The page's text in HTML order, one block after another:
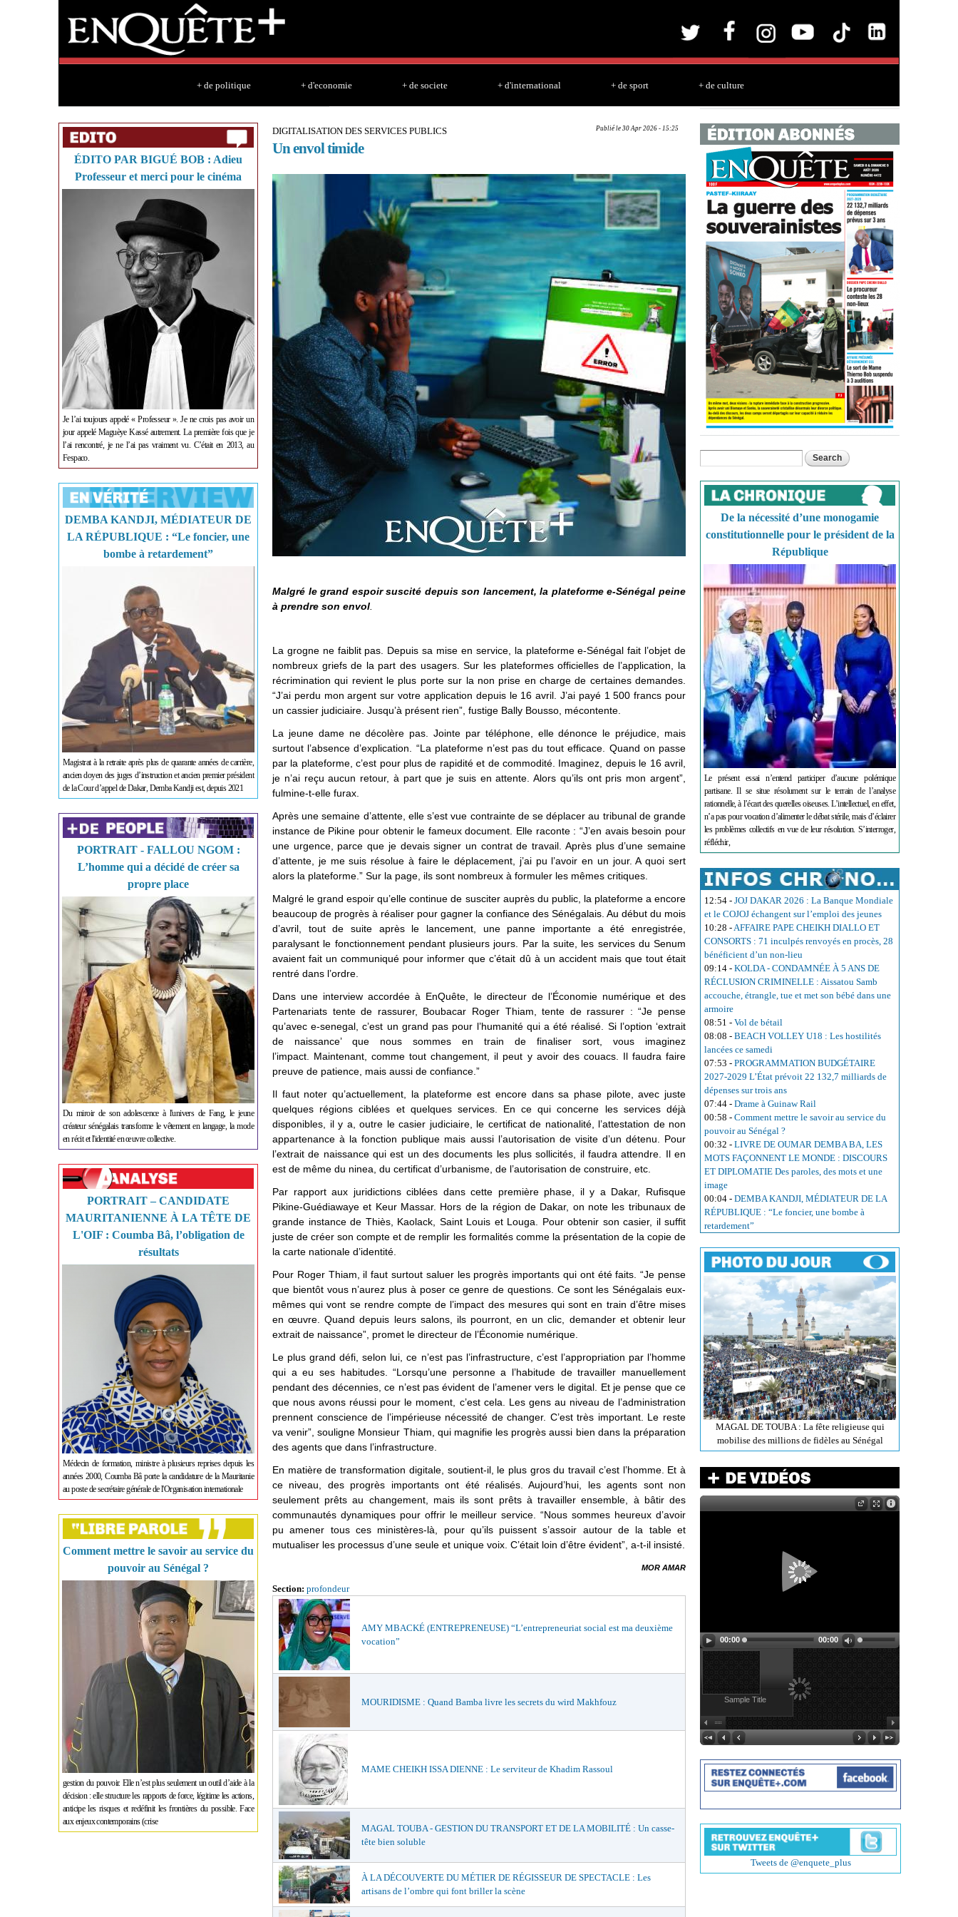
+ de politique + d'economie + de societe + d'international + de sport + de culture
ÉDITO PAR BIGUÉ BOB : Adieu
Professeur et merci pour le cinéma
Je l’ai toujours appelé « Professeur ». Je ne crois pas avoir un
jour appelé Maguèye Kassé autrement. La première fois que je
l’ai rencontré, je ne l’ai pas vraiment vu. C’était en 2013, au
Fespaco.
DEMBA KANDJI, MÉDIATEUR DE
LA RÉPUBLIQUE : “Le foncier, une
bombe à retardement”
Magistrat à la retraite après plus de quarante années de carrière,
ancien doyen des juges d’instruction et ancien premier président
de la Cour d’appel de Dakar, Demba Kandji est, depuis 2021
PORTRAIT - FALLOU NGOM :
L’homme qui a décidé de créer sa
propre place
Du miroir de son adolescence à l'univers de Fang, le jeune
créateur sénégalais transforme le vêtement en langage, la mode
en récit et l'identité en œuvre collective.
PORTRAIT – CANDIDATE
MAURITANIENNE À LA TÊTE DE
L'OIF : Coumba Bâ, l’obligation de
résultats
Médecin de formation, ministre à plusieurs reprises depuis les
années 2000, Coumba Bâ porte la candidature de la Mauritanie
au poste de secrétaire générale de l'Organisation internationale
Comment mettre le savoir au service du
pouvoir au Sénégal ?
gestion du pouvoir. Elle n’est plus seulement un outil d’aide à la
décision : elle structure les rapports de force, légitime les actions,
anticipe les risques et redéfinit les frontières du possible. Face
aux enjeux contemporains (crise
Publié le 30 Apr 2026 - 15:25
DIGITALISATION DES SERVICES PUBLICS
Un envol timide
Malgré le grand espoir suscité depuis son lancement, la plateforme e-Sénégal peine
à prendre son envol
La grogne ne faiblit pas. Depuis sa mise en service, la plateforme e-Sénégal fait l’objet de
nombreux griefs de la part des usagers. Sur les plateformes officielles de l’application, la
récrimination qui revient le plus porte sur la non prise en charge de certaines demandes.
“J’ai perdu mon argent sur votre application depuis le 16 avril. J’ai payé 1 500 francs pour
un cassier judiciaire. Jusqu’à présent rien”, fustige Bally Bousso, mécontente.
La jeune dame ne décolère pas. Jointe par téléphone, elle dénonce le préjudice, mais
surtout l’absence d’explication. “La plateforme n’est pas du tout efficace. Quand on passe
par la plateforme, c’est pour plus de rapidité et de commodité. Imaginez, depuis le 16 avril,
je n’ai reçu aucun retour, à part que je suis en attente. Alors qu’ils ont pris mon argent”,
fulmine-t-elle furax.
Après une semaine d’attente, elle s’est vue contrainte de se déplacer au tribunal de grande
instance de Pikine pour obtenir le fameux document. Elle raconte : “J’en avais besoin pour
une urgence, parce que je devais signer un contrat de travail. Après plus d’une semaine
d’attente, je me suis résolue à faire le déplacement, j’ai pu l’avoir en un jour. A quoi sert
alors la plateforme.” Sur la page, ils sont nombreux à formuler les mêmes critiques.
Malgré le grand espoir qu’elle continue de susciter auprès du public, la plateforme a encore
beaucoup de progrès à réaliser pour gagner la confiance des Sénégalais. Au début du mois
d’avril, tout de suite après le lancement, une panne importante a été enregistrée,
paralysant le fonctionnement pendant plusieurs jours. Par la suite, les services du Senum
avaient fait un communiqué pour informer que c’était dû à un accident mais que tout était
rentré dans l’ordre.
Dans une interview accordée à EnQuête, le directeur de l’Économie numérique et des
Partenariats tente de rassurer, Boubacar Roger Thiam, tente de rassurer : “Je pense
qu’avec e-senegal, c’est un grand pas pour l’humanité qui a été réalisé. Si l’option ‘extrait
de naissance’ que nous sommes en train de finaliser sort, vous imaginez
l’impact. Maintenant, comme tout changement, il peut y avoir des couacs. Il faudra faire
preuve de patience, mais aussi de confiance.”
Il faut noter qu’actuellement, la plateforme est encore dans sa phase pilote, avec juste
quelques régions ciblées et quelques services. En ce qui concerne les services déjà
disponibles, il y a, outre le casier judiciaire, le certificat de nationalité, l’attestation de non
appartenance à la fonction publique mais aussi l’autorisation de visite d’un détenu. Pour
l’extrait de naissance qui est un des documents les plus sollicités, il faudra attendre. Il en
est de même du ninea, du certificat d’urbanisme, de l’autorisation de construire, etc.
Par rapport aux juridictions ciblées dans cette première phase, il y a Dakar, Rufisque
Pikine-Guédiawaye et Keur Massar. Hors de la région de Dakar, on note les tribunaux de
grande instance de Thiès, Kaolack, Saint Louis et Louga. Pour obtenir son casier, il suffit
juste de créer son compte et de remplir les formalités comme la présentation de la copie de
la carte nationale d’identité.
Pour Roger Thiam, il faut surtout saluer les progrès importants qui ont été faits. “Je pense
que bientôt vous n’aurez plus à poser ce genre de questions. Ce sont les Sénégalais eux-
mêmes qui vont se rendre compte de l’impact des mesures qui sont en train d’être mises
en œuvre. Quand depuis leurs salons, ils pourront, en un clic, demander et obtenir leur
extrait de naissance”, promet le directeur de l’Économie numérique.
Le plus grand défi, selon lui, ce n’est pas l’infrastructure, c’est l’appropriation par l’homme
qui a eu ses habitudes. “Lorsqu’une personne a l’habitude de travailler manuellement
pendant des décennies, ce n’est pas évident de l’amener vers le digital. Et je pense que ce
que nous avons réussi pour le moment, c’est cela. Les gens au niveau de l’administration
prennent conscience de l’impérieuse nécessité de changer. C’est très important. Le reste
va venir”, souligne Monsieur Thiam, qui magnifie les progrès aussi bien dans la préparation
des agents que dans l’infrastructure.
En matière de transformation digitale, soutient-il, le plus gros du travail c’est l’homme. Et à
ce niveau, des progrès importants ont été réalisés. Aujourd’hui, les agents sont non
seulement prêts au changement, mais ils sont prêts à travailler ensemble, à bâtir des
communautés dynamiques pour offrir le meilleur service. “Nous sommes heureux d’avoir
pu amener tous ces ministères-là, pour qu’ils puissent s’assoir autour de la table et
mutualiser les processus d’une seule et unique voix. C’était loin d’être évident”, a-t-il insisté.
MOR AMAR
Section: profondeur
AMY MBACKÉ (ENTREPRENEUSE) “L’entrepreneuriat social est ma deuxième
vocation”
MOURIDISME : Quand Bamba livre les secrets du wird Makhfouz
MAME CHEIKH ISSA DIENNE : Le serviteur de Khadim Rassoul
MAGAL TOUBA - GESTION DU TRANSPORT ET DE LA MOBILITÉ : Un casse-
tête bien soluble
À LA DÉCOUVERTE DU MÉTIER DE RÉGISSEUR DE SPECTACLE : Les
artisans de l’ombre qui font briller la scène
Search form
De la nécessité d’une monogamie
constitutionnelle pour le président de la
République
Le présent essai n’entend participer d’aucune polémique
partisane. Il se situe résolument sur le terrain de l’analyse
rationnelle, à l’écart des querelles oiseuses. L’intellectuel, en effet,
n’a pas pour vocation d’alimenter le débat stérile, mais d’éclairer
les problèmes collectifs en vue de leur résolution. S’interroger,
réfléchir,
12:54 - JOJ DAKAR 2026 : La Banque Mondiale
et le COJOJ échangent sur l’emploi des jeunes
10:28 -AFFAIRE PAPE CHEIKH DIALLO ET
CONSORTS : 71 inculpés renvoyés en procès, 28
bénéficient d’un non-lieu
09:14 - KOLDA - CONDAMNÉE À 5 ANS DE
RÉCLUSION CRIMINELLE : Aissatou Samb
accouche, étrangle, tue et met son bébé dans une
armoire
08:51 - Vol de bétail
08:08 - BEACH VOLLEY U18 : Les hostilités
lancées ce samedi
07:53 - PROGRAMMATION BUDGÉTAIRE
2027-2029 L’État prévoit 22 132,7 milliards de
dépenses sur trois ans
07:44 - Drame à Guinaw Rail
00:58 - Comment mettre le savoir au service du
pouvoir au Sénégal ?
00:32 - LIVRE DE OUMAR DEMBA BA, LES
MOTS FAÇONNENT LE MONDE : DISCOURS
ET DIPLOMATIE Des paroles, des mots et une
image
00:04 - DEMBA KANDJI, MÉDIATEUR DE LA
RÉPUBLIQUE : “Le foncier, une bombe à
retardement”
MAGAL DE TOUBA : La fête religieuse qui
mobilise des millions de fidèles au Sénégal
00:00 00:00
Sample Title
Tweets de @enquete_plus